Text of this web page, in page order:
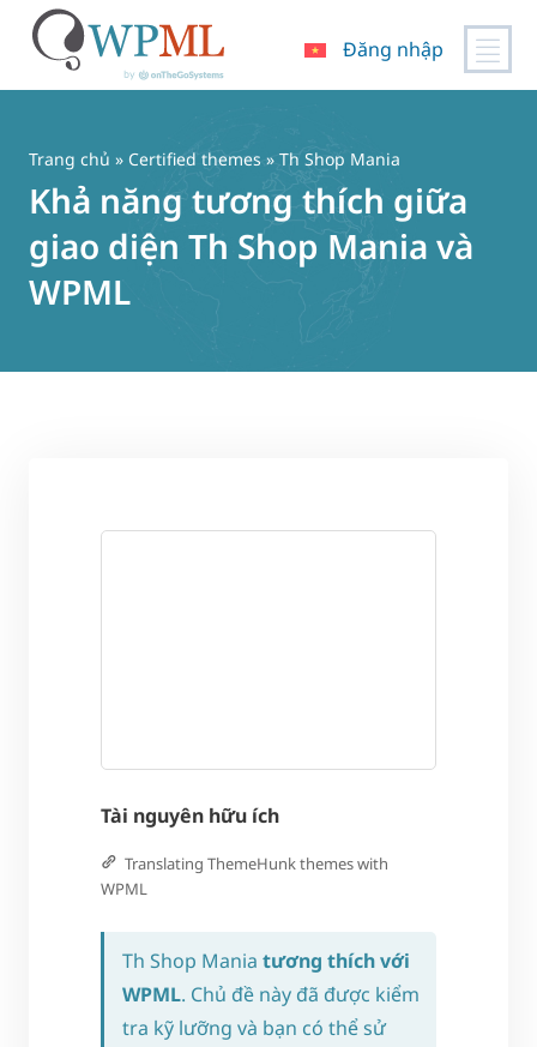
Đăng nhập
Trang chủ » Certified themes » Th Shop Mania
Khả năng tương thích giữa
giao diện Th Shop Mania và
WPML
Tài nguyên hữu ích
Translating ThemeHunk themes with
WPML
Th Shop Mania tương thích với
WPML. Chủ đề này đã được kiểm
tra kỹ lưỡng và bạn có thể sử